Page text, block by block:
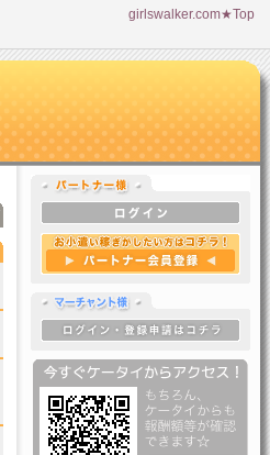
girlswalker.com★Top